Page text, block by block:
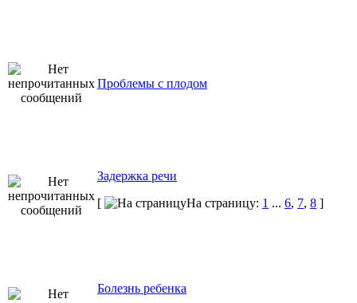
Проблемы с плодом
Задержка речи
[
На страницу: 1 ... 6, 7, 8 ]
Болезнь ребенка